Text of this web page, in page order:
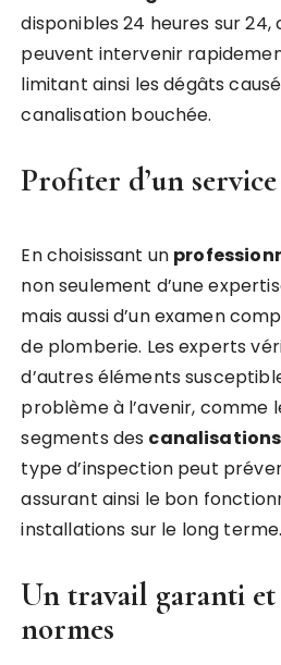
disponibles 24 heures sur 24,
peuvent intervenir
limitant ainsi les dégâts
canalisation bouchée.
Profiter d’un
En choisissant un
non seulement d’une
mais aussi d’un examen
de plomberie. Les experts
d’autres éléments
problème à l’avenir, comme
segments des canalisations
type d’inspection peut
assurant ainsi le bon
installations sur le long terme.
Un travail garanti
normes